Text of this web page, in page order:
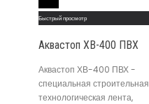
Быстрый просмотр
Аквастоп ХВ-400 ПВХ
Аквастоп ХВ-400 ПВХ -
специальная строительная
технологическая лента,